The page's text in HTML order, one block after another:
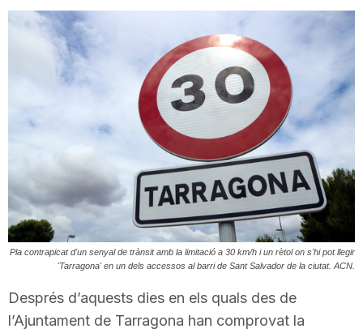
T
a
r
Pla contrapicat d'un senyal de trànsit amb la limitació a 30 km/h i un rètol on s'hi pot llegir
'Tarragona' en un dels accessos al barri de Sant Salvador de la ciutat. ACN.
Després d’aquests dies en els quals des de
l’Ajuntament de Tarragona han comprovat la